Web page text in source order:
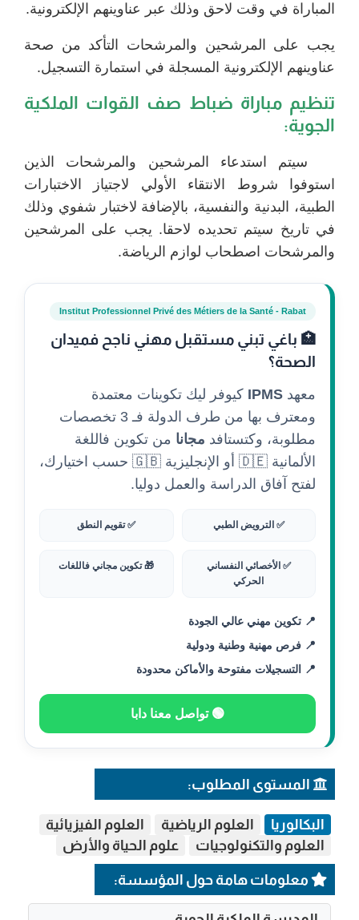
المباراة في وقت لاحق وذلك عبر عناوينهم الإلكترونية.
يجب على المرشحين والمرشحات التأكد من صحة
عناوينهم الإلكترونية المسجلة في استمارة التسجيل.
تنظيم مباراة ضباط صف القوات الملكية
الجوية:
سيتم استدعاء المرشحين والمرشحات الذين
استوفوا شروط الانتقاء الأولي لاجتياز الاختبارات
الطبية، البدنية والنفسية، بالإضافة لاختبار شفوي وذلك
في تاريخ سيتم تحديده لاحقا. يجب على المرشحين
والمرشحات اصطحاب لوازم الرياضة.
Institut Professionnel Privé des Métiers de la Santé - Rabat
🏥 باغي تبني مستقبل مهني ناجح فميدان
الصحة؟
معهد IPMS كيوفر ليك تكوينات معتمدة
ومعترف بها من طرف الدولة فـ 3 تخصصات
مطلوبة، وكتستافد مجانا من تكوين فاللغة
الألمانية 🇩🇪 أو الإنجليزية 🇬🇧 حسب اختيارك،
لفتح آفاق الدراسة والعمل دوليا.
✅ الترويض الطبي ✅ تقويم النطق
✅ الأخصائي النفساني
الحركي
🎁 تكوين مجاني فاللغات
📍 تكوين مهني عالي الجودة
📍 فرص مهنية وطنية ودولية
📍 التسجيلات مفتوحة والأماكن محدودة
🟢 تواصل معنا دابا
المستوى المطلوب:
البكالوريا العلوم الرياضية
العلوم الفيزيائية
العلوم والتكنولوجيات
علوم الحياة والأرض
معلومات هامة حول المؤسسة: